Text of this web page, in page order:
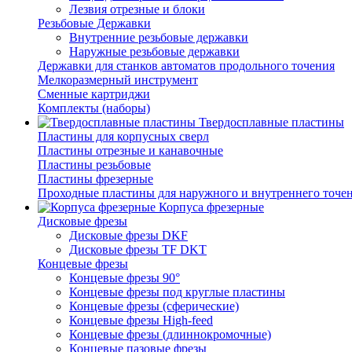
Лезвия отрезные и блоки
Резьбовые Державки
Внутренние резьбовые державки
Наружные резьбовые державки
Державки для станков автоматов продольного точения
Мелкоразмерный инструмент
Сменные картриджи
Комплекты (наборы)
Твердосплавные пластины
Пластины для корпусных сверл
Пластины отрезные и канавочные
Пластины резьбовые
Пластины фрезерные
Проходные пластины для наружного и внутреннего
Корпуса фрезерные
Дисковые фрезы
Дисковые фрезы DKF
Дисковые фрезы TF DKT
Концевые фрезы
Концевые фрезы 90°
Концевые фрезы под круглые пластины
Концевые фрезы (сферические)
Концевые фрезы High-feed
Концевые фрезы (длиннокромочные)
Концевые пазовые фрезы